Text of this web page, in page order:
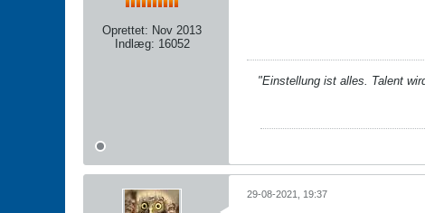
Oprettet: Nov 2013
Indlæg: 16052
"Einstellung ist alles. Talent
29-08-2021, 19:37